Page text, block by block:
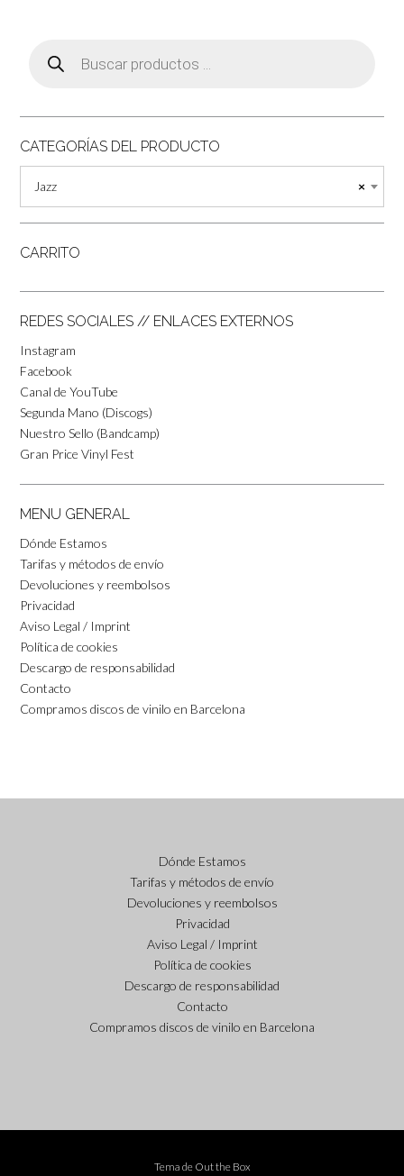
productos
CATEGORÍAS DEL PRODUCTO
×
Jazz
CARRITO
REDES SOCIALES // ENLACES EXTERNOS
Instagram
Facebook
Canal de YouTube
Segunda Mano (Discogs)
Nuestro Sello (Bandcamp)
Gran Price Vinyl Fest
MENU GENERAL
Dónde Estamos
Tarifas y métodos de envío
Devoluciones y reembolsos
Privacidad
Aviso Legal / Imprint
Política de cookies
Descargo de responsabilidad
Contacto
Compramos discos de vinilo en Barcelona
Dónde Estamos
Tarifas y métodos de envío
Devoluciones y reembolsos
Privacidad
Aviso Legal / Imprint
Política de cookies
Descargo de responsabilidad
Contacto
Compramos discos de vinilo en Barcelona
Tema de Out the Box